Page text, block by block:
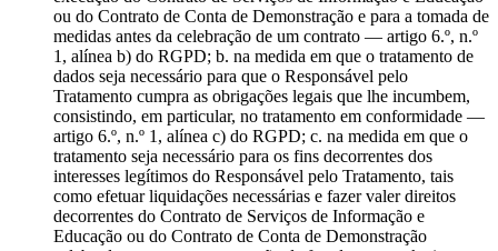
ou do Contrato de Conta de Demonstração e para a tomada de
medidas antes da celebração de um contrato — artigo 6.º, n.º
1, alínea b) do RGPD; b. na medida em que o tratamento de
dados seja necessário para que o Responsável pelo
Tratamento cumpra as obrigações legais que lhe incumbem,
consistindo, em particular, no tratamento em conformidade —
artigo 6.º, n.º 1, alínea c) do RGPD; c. na medida em que o
tratamento seja necessário para os fins decorrentes dos
interesses legítimos do Responsável pelo Tratamento, tais
como efetuar liquidações necessárias e fazer valer direitos
decorrentes do Contrato de Serviços de Informação e
Educação ou do Contrato de Conta de Demonstração